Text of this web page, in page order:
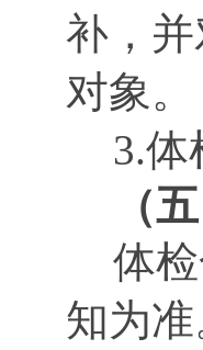
补，
对象。
3.体
（五
体
知为